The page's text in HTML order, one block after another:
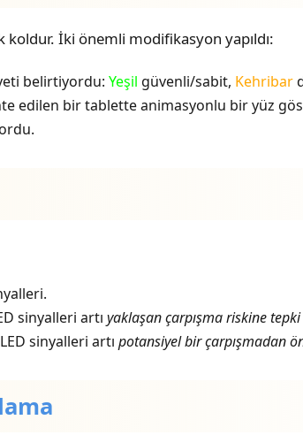
koldur. İki önemli modifikasyon yapıldı:
belirtiyordu: Yeşil güvenli/sabit, Kehribar
edilen bir tablette animasyonlu bir yüz
sinyalleri artı yaklaşan çarpışma riskine
LED sinyalleri artı potansiyel bir çarpışmadan